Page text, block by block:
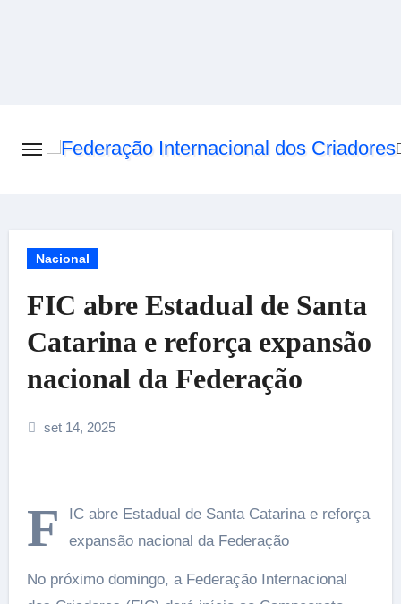
Nacional
FIC abre Estadual de Santa
Catarina e reforça expansão
nacional da Federação
set 14, 2025
F
IC abre Estadual de Santa Catarina e reforça
expansão nacional da Federação
No próximo domingo, a Federação Internacional